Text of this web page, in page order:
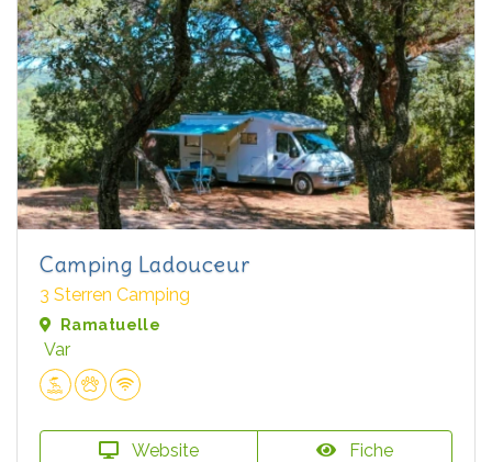
Camping Ladouceur
3 Sterren Camping
Ramatuelle
Var
Website Fiche